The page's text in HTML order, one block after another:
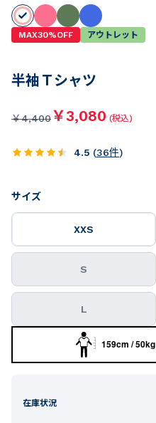
MAX30%OFF
アウトレット
半袖Ｔシャツ
￥4,400￥3,080 (税込)
4.5 (36件)
サイズ
XXS
S
L
159cm / 50kg
在庫状況